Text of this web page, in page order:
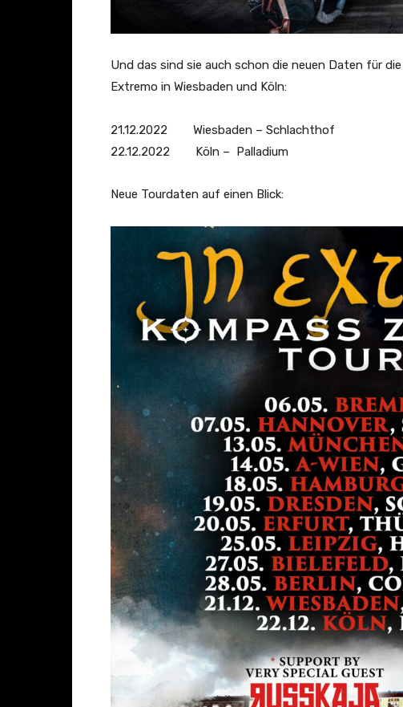
Und das sind sie auch schon die neuen Daten für
Extremo in Wiesbaden und Köln:
21.12.2022 Wiesbaden – Schlachthof
22.12.2022 Köln – Palladium
Neue Tourdaten auf einen Blick: